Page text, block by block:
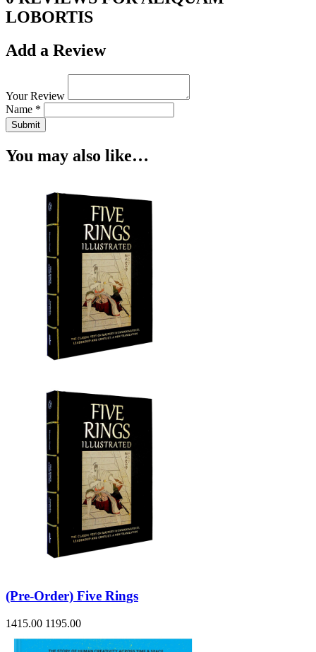
LOBORTIS
Add a Review
Your Review
Name *
Submit
You may also like…
(Pre-Order) Five Rings
1415.00 1195.00